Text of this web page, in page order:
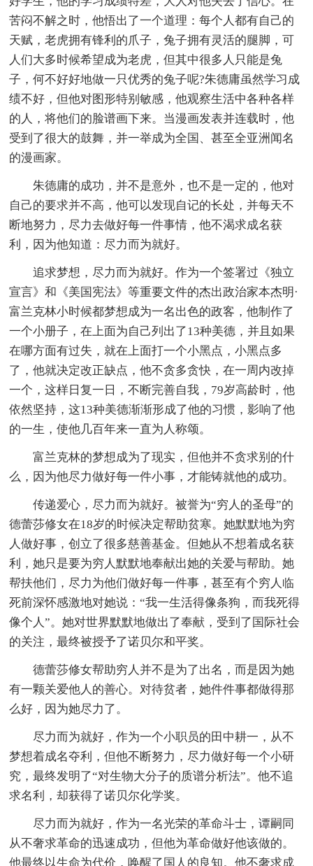
苦闷不解之时，他悟出了一个道理：每个人都有自己的
天赋，老虎拥有锋利的爪子，兔子拥有灵活的腿脚，可
人们大多时候希望成为老虎，但其中很多人只能是兔
子，何不好好地做一只优秀的兔子呢?朱德庸虽然学习成
绩不好，但他对图形特别敏感，他观察生活中各种各样
的人，将他们的脸谱画下来。当漫画发表并连载时，他
受到了很大的鼓舞，并一举成为全国、甚至全亚洲闻名
的漫画家。
朱德庸的成功，并不是意外，也不是一定的，他对
自己的要求并不高，他可以发现自记的长处，并每天不
断地努力，尽力去做好每一件事情，他不渴求成名获
利，因为他知道：尽力而为就好。
追求梦想，尽力而为就好。作为一个签署过《独立
宣言》和《美国宪法》等重要文件的杰出政治家本杰明·
富兰克林小时候都梦想成为一名出色的政客，他制作了
一个小册子，在上面为自己列出了13种美德，并且如果
在哪方面有过失，就在上面打一个小黑点，小黑点多
了，他就决定改正缺点，他不贪多贪快，在一周内改掉
一个，这样日复一日，不断完善自我，79岁高龄时，他
依然坚持，这13种美德渐渐形成了他的习惯，影响了他
的一生，使他几百年来一直为人称颂。
富兰克林的梦想成为了现实，但他并不贪求别的什
么，因为他尽力做好每一件小事，才能铸就他的成功。
传递爱心，尽力而为就好。被誉为“穷人的圣母”的
德蕾莎修女在18岁的时候决定帮助贫寒。她默默地为穷
人做好事，创立了很多慈善基金。但她从不想着成名获
利，她只是要为穷人默默地奉献出她的关爱与帮助。她
帮扶他们，尽力为他们做好每一件事，甚至有个穷人临
死前深怀感激地对她说：“我一生活得像条狗，而我死得
像个人”。她对世界默默地做出了奉献，受到了国际社会
的关注，最终被授予了诺贝尔和平奖。
德蕾莎修女帮助穷人并不是为了出名，而是因为她
有一颗关爱他人的善心。对待贫者，她件件事都做得那
么好，因为她尽力了。
尽力而为就好，作为一个小职员的田中耕一，从不
梦想着成名夺利，但他不断努力，尽力做好每一个小研
究，最终发明了“对生物大分子的质谱分析法”。他不追
求名利，却获得了诺贝尔化学奖。
尽力而为就好，作为一名光荣的革命斗士，谭嗣同
从不奢求革命的迅速成功，但他为革命做好他该做的。
他最终以生命为代价，唤醒了国人的良知。他不奢求成